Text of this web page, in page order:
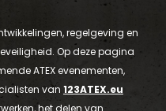
regelgeving en
Op deze pagina
ATEX evenementen,
van 123ATEX.eu
het delen van